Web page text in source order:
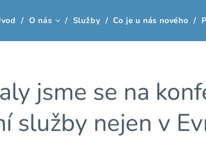
O nás Služby Co je u nás nového
jsme se na
služby nejen v